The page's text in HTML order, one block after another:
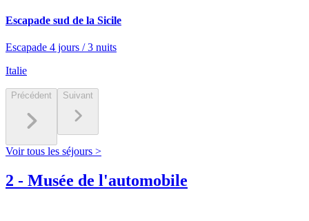
Escapade sud de la Sicile
Escapade 4 jours / 3 nuits
Italie
Précédent Suivant
Voir tous les séjours >
2 - Musée de l'automobile